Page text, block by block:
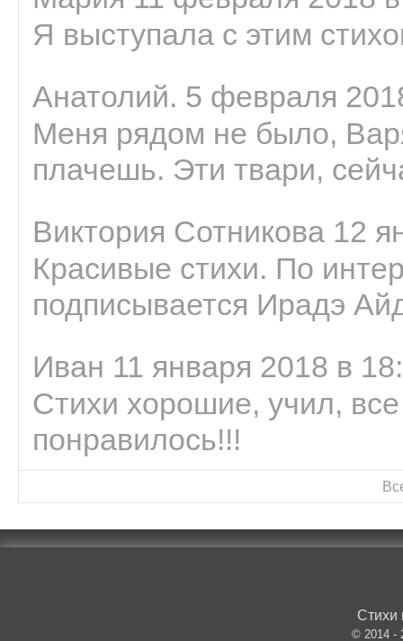
Я выступала с этим
Анатолий. 5 февраля
Меня рядом не было,
плачешь. Эти твари,
Виктория Сотникова 12
Красивые стихи. По
подписывается Ирадэ
Иван 11 января 2018 в
Стихи хорошие, учил,
понравилось!!!
Стихи
© 2014 -